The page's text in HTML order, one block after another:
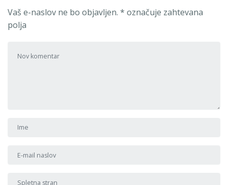
Vaš e-naslov ne bo objavljen. * označuje zahtevana
polja
Ime in priimek
E-mail naslov
Spletna stran